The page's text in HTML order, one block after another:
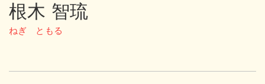
根木 智琉
ねぎ ともる